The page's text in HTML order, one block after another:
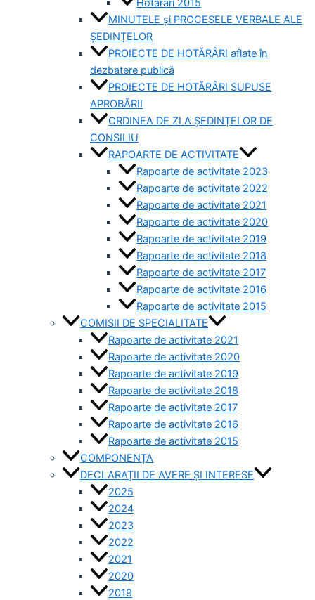
MINUTELE și PROCESELE VERBALE ALE
ȘEDINȚELOR
PROIECTE DE HOTĂRÂRI aflate în
dezbatere publică
PROIECTE DE HOTĂRÂRI SUPUSE
APROBĂRII
ORDINEA DE ZI A ȘEDINȚELOR DE
CONSILIU
RAPOARTE DE ACTIVITATE
Rapoarte de activitate 2023
Rapoarte de activitate 2022
Rapoarte de activitate 2021
Rapoarte de activitate 2020
Rapoarte de activitate 2019
Rapoarte de activitate 2018
Rapoarte de activitate 2017
Rapoarte de activitate 2016
Rapoarte de activitate 2015
COMISII DE SPECIALITATE
Rapoarte de activitate 2021
Rapoarte de activitate 2020
Rapoarte de activitate 2019
Rapoarte de activitate 2018
Rapoarte de activitate 2017
Rapoarte de activitate 2016
Rapoarte de activitate 2015
COMPONENȚA
DECLARAȚII DE AVERE ȘI INTERESE
2025
2024
2023
2022
2021
2020
2019